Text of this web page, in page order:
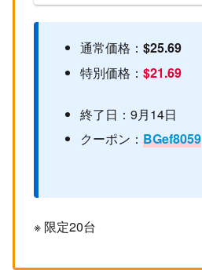
通常価格：$25.69
特別価格：$21.69
終了日：9月14日
クーポン：BGef8059
※ 限定20台